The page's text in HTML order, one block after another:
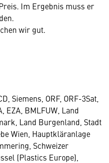
Im Ergebnis muss er
wir gut.
Siemens, ORF, ORF-3Sat,
EZA, BMLFUW, Land
Land Burgenland, Stadt
Wien, Hauptkläranlage
Schweizer
(Plastics Europe),